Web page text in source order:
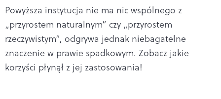
Powyższa instytucja nie ma nic wspólnego z
„przyrostem naturalnym” czy „przyrostem
rzeczywistym”, odgrywa jednak niebagatelne
znaczenie w prawie spadkowym. Zobacz jakie
korzyści płynął z jej zastosowania!